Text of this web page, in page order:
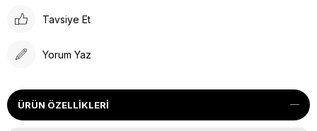
Tavsiye Et
Yorum Yaz
ÜRÜN ÖZELLIKLERI